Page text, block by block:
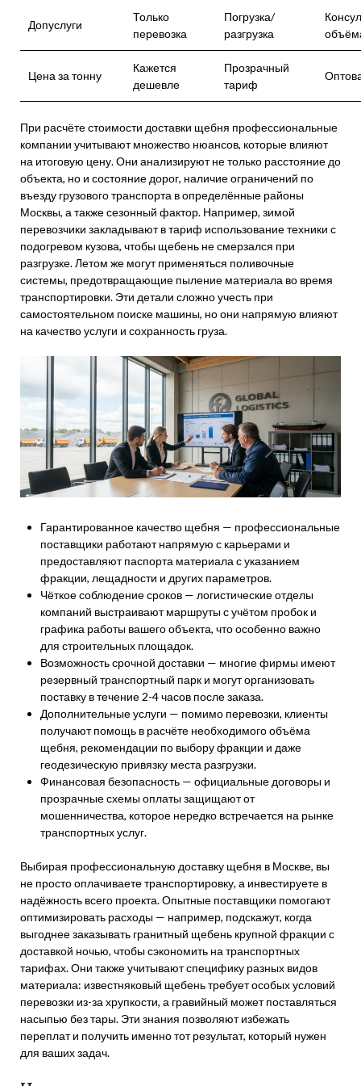
Допуслуги
Только
перевозка
Погрузка/
разгрузка
Цена за тонну
Кажется
дешевле
Прозрачный
тариф
При расчёте стоимости доставки щебня профессиональные
компании учитывают множество нюансов, которые влияют
на итоговую цену. Они анализируют не только расстояние до
объекта, но и состояние дорог, наличие ограничений по
въезду грузового транспорта в определённые районы
Москвы, а также сезонный фактор. Например, зимой
перевозчики закладывают в тариф использование техники с
подогревом кузова, чтобы щебень не смерзался при
разгрузке. Летом же могут применяться поливочные
системы, предотвращающие пыление материала во время
транспортировки. Эти детали сложно учесть при
самостоятельном поиске машины, но они напрямую влияют
на качество услуги и сохранность груза.
Гарантированное качество щебня — профессиональные
поставщики работают напрямую с карьерами и
предоставляют паспорта материала с указанием
фракции, лещадности и других параметров.
Чёткое соблюдение сроков — логистические отделы
компаний выстраивают маршруты с учётом пробок и
графика работы вашего объекта, что особенно важно
для строительных площадок.
Возможность срочной доставки — многие фирмы имеют
резервный транспортный парк и могут организовать
поставку в течение 2-4 часов после заказа.
Дополнительные услуги — помимо перевозки, клиенты
получают помощь в расчёте необходимого объёма
щебня, рекомендации по выбору фракции и даже
геодезическую привязку места разгрузки.
Финансовая безопасность — официальные договоры и
прозрачные схемы оплаты защищают от
мошенничества, которое нередко встречается на рынке
транспортных услуг.
Выбирая профессиональную доставку щебня в Москве, вы
не просто оплачиваете транспортировку, а инвестируете в
надёжность всего проекта. Опытные поставщики помогают
оптимизировать расходы — например, подскажут, когда
выгоднее заказывать гранитный щебень крупной фракции с
доставкой ночью, чтобы сэкономить на транспортных
тарифах. Они также учитывают специфику разных видов
материала: известняковый щебень требует особых условий
перевозки из-за хрупкости, а гравийный может поставляться
насыпью без тары. Эти знания позволяют избежать
переплат и получить именно тот результат, который нужен
для ваших задач.